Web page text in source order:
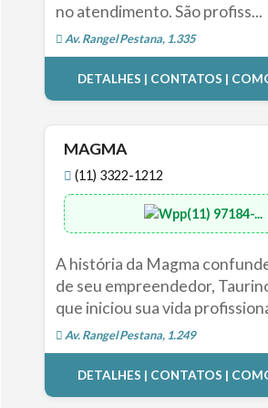
no atendimento. São profiss...
Av. Rangel Pestana, 1.335
DETALHES | CONTATOS |
MAGMA
(11) 3322-1212
(11) 97184-...
A história da Magma
de seu empreendedor,
que iniciou sua vida
Av. Rangel Pestana, 1.249
DETALHES | CONTATOS |